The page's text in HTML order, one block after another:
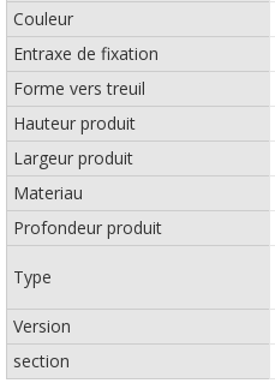
Couleur
Entraxe de fixation
Forme vers treuil
Hauteur produit
Largeur produit
Materiau
Profondeur produit
Type
Version
section